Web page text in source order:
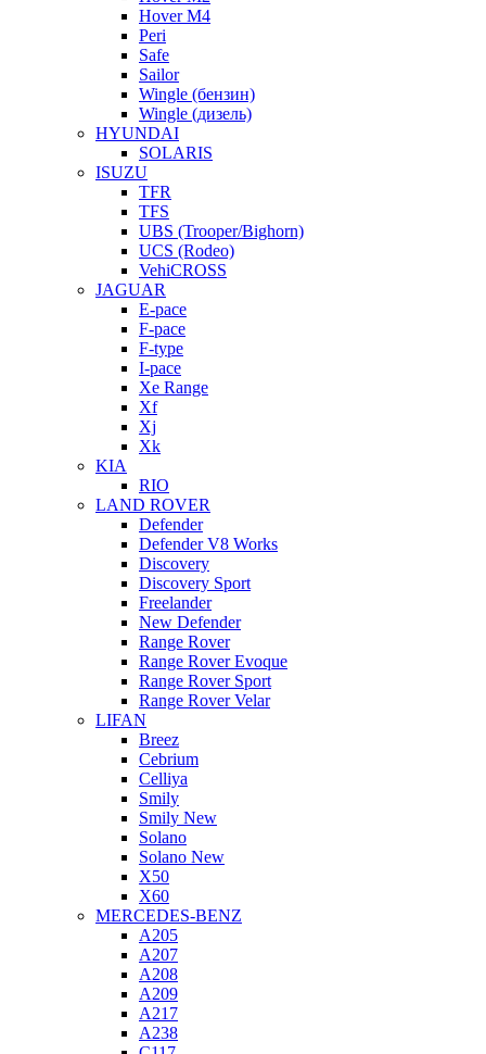
Hover M4
Peri
Safe
Sailor
Wingle (бензин)
Wingle (дизель)
HYUNDAI
SOLARIS
ISUZU
TFR
TFS
UBS (Trooper/Bighorn)
UCS (Rodeo)
VehiCROSS
JAGUAR
E-pace
F-pace
F-type
I-pace
Xe Range
Xf
Xj
Xk
KIA
RIO
LAND ROVER
Defender
Defender V8 Works
Discovery
Discovery Sport
Freelander
New Defender
Range Rover
Range Rover Evoque
Range Rover Sport
Range Rover Velar
LIFAN
Breez
Cebrium
Celliya
Smily
Smily New
Solano
Solano New
X50
X60
MERCEDES-BENZ
A205
A207
A208
A209
A217
A238